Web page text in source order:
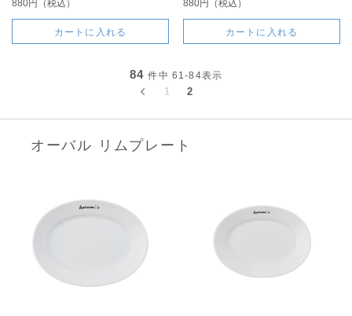
880円（税込）
カートに入れる
880円（税込）
カートに入れる
84 件中 61-84表示
1 2
オーバル リムプレート